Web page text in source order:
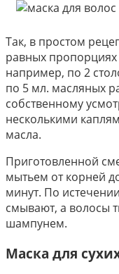
Так, в простом
равных
например, по 2
по 5 мл. масляных
собственному
несколькими
масла.
Приготовленной
мытьем от корней
минут. По
смывают, а волосы
шампунем.
Маска для